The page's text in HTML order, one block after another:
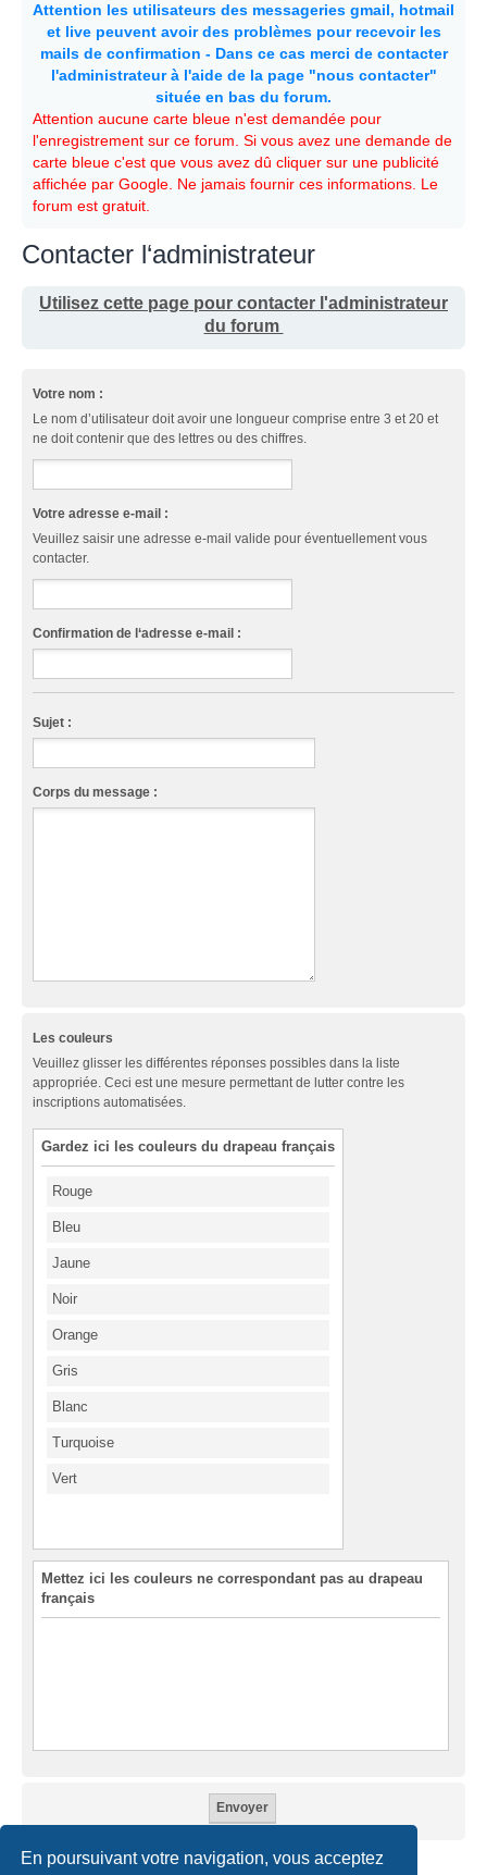
En poursuivant votre navigation, vous acceptez
Attention les utilisateurs des messageries gmail, hotmail
et live peuvent avoir des problèmes pour recevoir les
mails de confirmation - Dans ce cas merci de contacter
l'administrateur à l'aide de la page "nous contacter"
située en bas du forum.
Attention aucune carte bleue n'est demandée pour
l'enregistrement sur ce forum. Si vous avez une demande de
carte bleue c'est que vous avez dû cliquer sur une publicité
affichée par Google. Ne jamais fournir ces informations. Le
forum est gratuit.
Contacter l‘administrateur
Utilisez cette page pour contacter l'administrateur
du forum
Votre nom :
Le nom d’utilisateur doit avoir une longueur comprise entre 3 et 20 et
ne doit contenir que des lettres ou des chiffres.
Votre adresse e-mail :
Veuillez saisir une adresse e-mail valide pour éventuellement vous
contacter.
Confirmation de l‘adresse e-mail :
Sujet :
Corps du message :
Les couleurs
Veuillez glisser les différentes réponses possibles dans la liste
appropriée. Ceci est une mesure permettant de lutter contre les
inscriptions automatisées.
Gardez ici les couleurs du drapeau français
Rouge
Bleu
Jaune
Noir
Orange
Gris
Blanc
Turquoise
Vert
Mettez ici les couleurs ne correspondant pas au drapeau
français